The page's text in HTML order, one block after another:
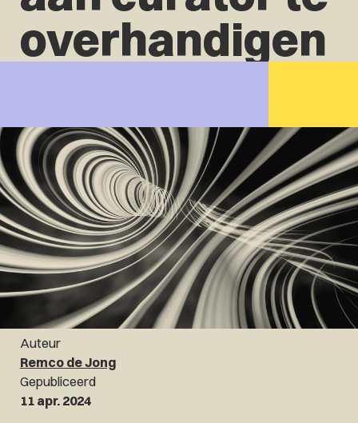
overhandigen
Auteur
Remco de Jong
Gepubliceerd
11 apr. 2024